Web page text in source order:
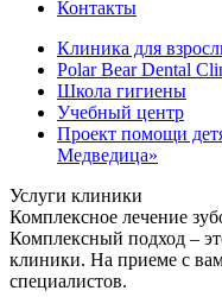
Контакты
Клиника для
Polar Bear Dental
Школа гигиены
Учебный центр
Проект помощи
Медведица»
Услуги клиники
Комплексное лечение
Комплексный подход –
клиники. На приеме с
специалистов.